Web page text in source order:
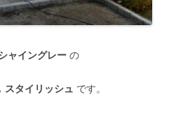
ャイングレー の
スタイリッシュ です。